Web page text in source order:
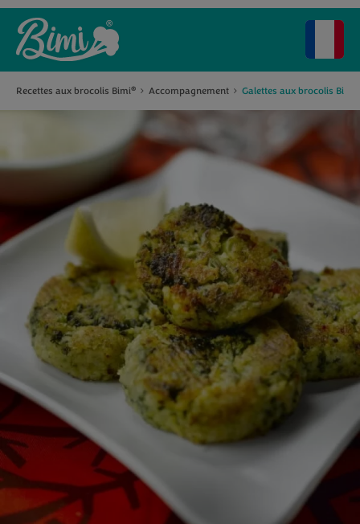
Recettes aux brocolis Bimi® Accompagnement Galettes aux brocolis Bimi